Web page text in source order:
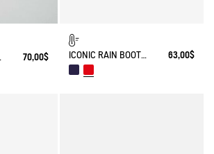
POP 70,00$ ICONIC RAIN BOOT LOLLY POP FUR-LINED 63,00$